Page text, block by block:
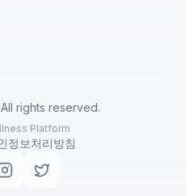
All rights reserved.
Platform
정보처리방침
Twitter